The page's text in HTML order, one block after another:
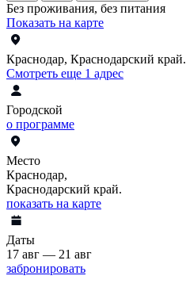
Без проживания, без питания
Показать на карте
Краснодар, Краснодарский край.
Смотреть еще 1 адрес
Городской
о программе
Место
Краснодар,
Краснодарский край.
показать на карте
Даты
17 авг — 21 авг
забронировать